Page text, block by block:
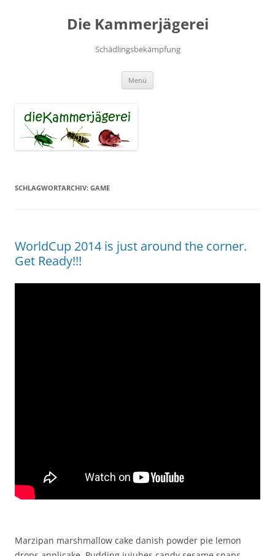
Die Kammerjägerei
Schädlingsbekämpfung
Menü
SCHLAGWORTARCHIV: GAME
WorldCup 2014 is just around the corner.
Get Ready!!!
Marzipan marshmallow cake danish powder pie lemon